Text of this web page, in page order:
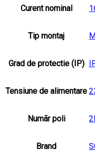
Curent nominal
Tip montaj
Grad de protectie (IP)
Tensiune de alimentare
Numãr poli
Brand